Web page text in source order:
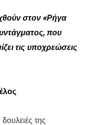
στον «Ρήγα
που
τις υποχρεώσεις
της